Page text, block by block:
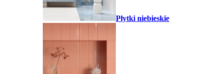
Płytki niebieskie